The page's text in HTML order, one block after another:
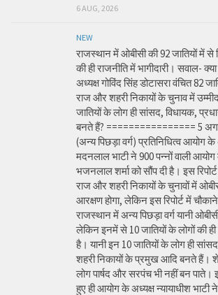
6 AUG, 2026
NEW
राजस्थान में ओबीसी की 92 जातियों में से
की ही राजनीति में भागीदारी। सवाल-
अध्यक्ष गोविंद सिंह डोटासरा वंचित 82
राज और शहरी निकायों के चुनाव में
जातियों के लोग ही सांसद, विधायक,
बनते हैं? ================ 5
(अन्य पिछड़ा वर्ग) प्रतिनिधित्व आयोग
मदनलाल भाटी ने 900 पन्नों वाली आयोग
भजनलाल शर्मा को सौंप दी है। इस
राज और शहरी निकायों के चुनावों में
आरक्षण होगा, लेकिन इस रिपोर्ट में
राजस्थान में अन्य पिछड़ा वर्ग यानी
लेकिन इनमें से 10 जातियों के लोगों की ही
है। यानी इन 10 जातियों के लोग ही
शहरी निकायों के प्रमुख आदि बनते हैं।
लोग पार्षद और सरपंच भी नहीं बन
हुए ही आयोग के अध्यक्ष न्यायाधीश भाटी